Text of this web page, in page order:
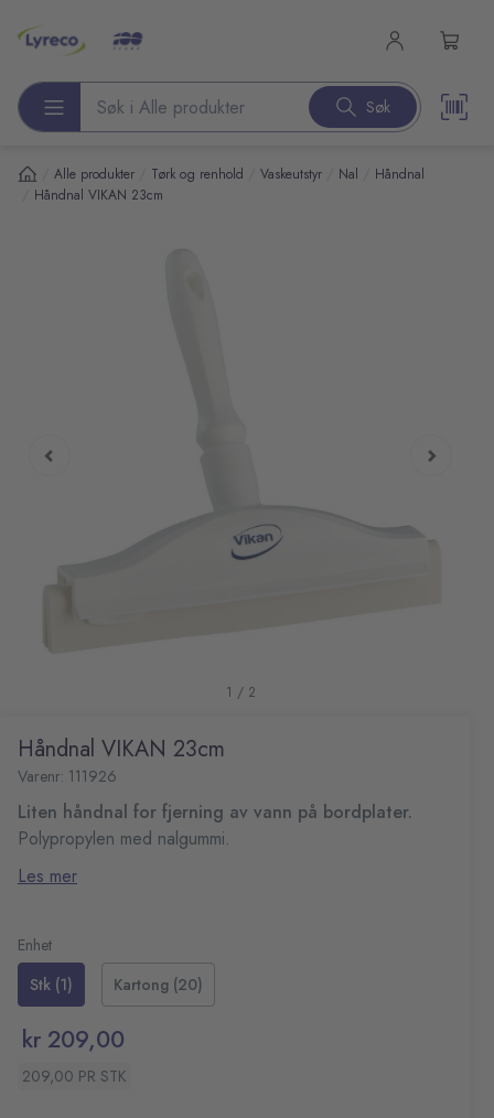
Søk etter produkter Søk
Alle produkter Tørk og renhold Vaskeutstyr Nal Håndnal
Håndnal VIKAN 23cm
1 / 2
Håndnal VIKAN 23cm
Varenr: 111926
Liten håndnal for fjerning av vann på bordplater.
Polypropylen med nalgummi.
Les mer
Enhet
Stk (1)
Kartong (20)
kr 209,00
209,00 PR STK